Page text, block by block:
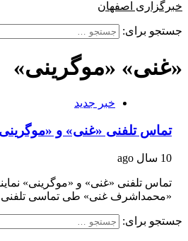
خبرگزاری اصفهان
جستجو برای:
«غنی» «موگرینی»
خبر جدید
تماس تلفنی «غنی» و
10 سال ago
تماس تلفنی «غنی» و «موگرینی»
«محمداشرف غنی» طی تماسی
جستجو برای: